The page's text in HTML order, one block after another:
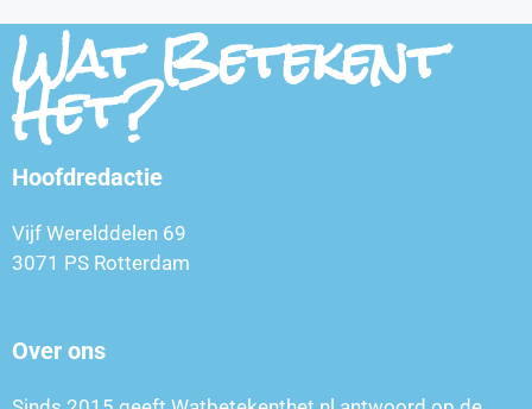
Wat Betekent
Het?
Hoofdredactie
Vijf Werelddelen 69
3071 PS Rotterdam
Over ons